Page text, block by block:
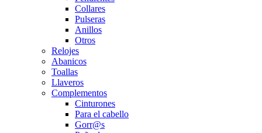
Collares
Pulseras
Anillos
Otros
Relojes
Abanicos
Toallas
Llaveros
Complementos
Cinturones
Para el cabello
Gorr@s